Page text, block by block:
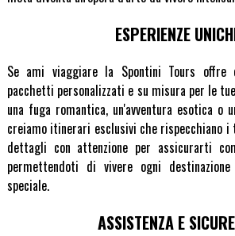
ESPERIENZE
Se ami viaggiare la Spontini Tours offre
pacchetti personalizzati e su misura per le
una fuga romantica, un'avventura esotica o
creiamo itinerari esclusivi che rispecchiano i
dettagli con attenzione per assicurarti
permettendoti di vivere ogni
speciale.
ASSISTENZA E